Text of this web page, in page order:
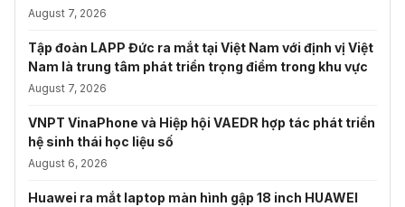
August 7, 2026
Tập đoàn LAPP Đức ra mắt tại Việt Nam với định vị Việt
Nam là trung tâm phát triển trọng điểm trong khu vực
August 7, 2026
VNPT VinaPhone và Hiệp hội VAEDR hợp tác phát triển
hệ sinh thái học liệu số
August 6, 2026
Huawei ra mắt laptop màn hình gập 18 inch HUAWEI